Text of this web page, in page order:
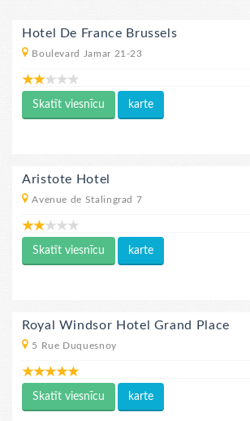
Hotel De France Brussels
Boulevard Jamar 21-23
Skatīt viesnīcu karte
Aristote Hotel
Avenue de Stalingrad 7
Skatīt viesnīcu karte
Royal Windsor Hotel Grand Place
5 Rue Duquesnoy
Skatīt viesnīcu karte